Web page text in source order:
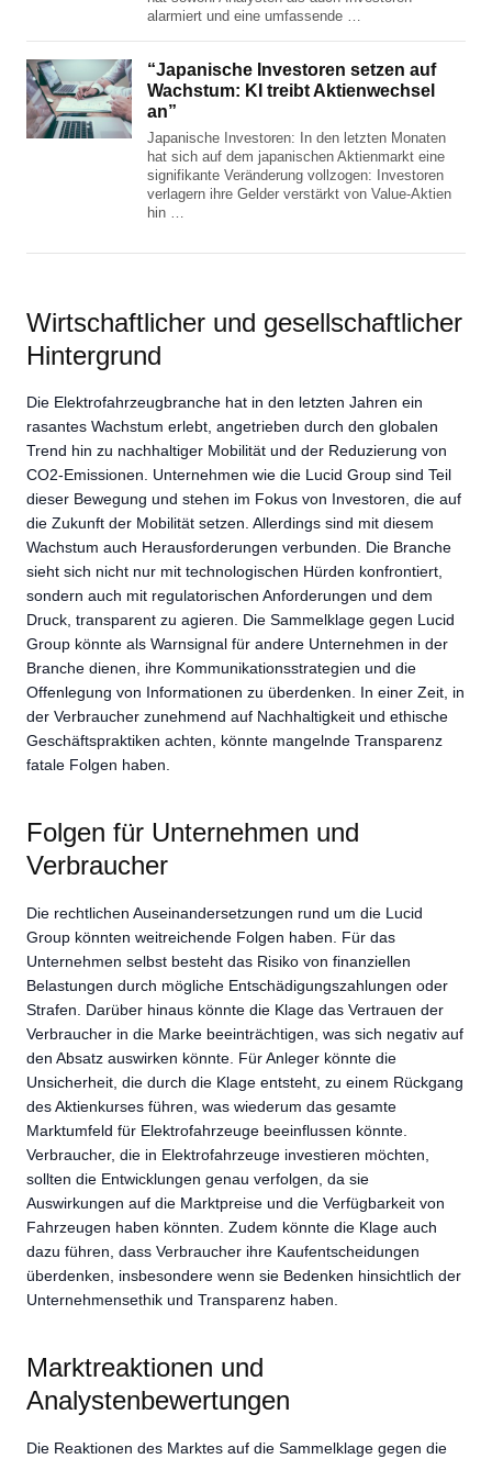
alarmiert und eine umfassende …
“Japanische Investoren setzen auf
Wachstum: KI treibt Aktienwechsel
an”
Japanische Investoren: In den letzten Monaten
hat sich auf dem japanischen Aktienmarkt eine
signifikante Veränderung vollzogen: Investoren
verlagern ihre Gelder verstärkt von Value-Aktien
hin …
Wirtschaftlicher und gesellschaftlicher
Hintergrund
Die Elektrofahrzeugbranche hat in den letzten Jahren ein
rasantes Wachstum erlebt, angetrieben durch den globalen
Trend hin zu nachhaltiger Mobilität und der Reduzierung von
CO2-Emissionen. Unternehmen wie die Lucid Group sind Teil
dieser Bewegung und stehen im Fokus von Investoren, die auf
die Zukunft der Mobilität setzen. Allerdings sind mit diesem
Wachstum auch Herausforderungen verbunden. Die Branche
sieht sich nicht nur mit technologischen Hürden konfrontiert,
sondern auch mit regulatorischen Anforderungen und dem
Druck, transparent zu agieren. Die Sammelklage gegen Lucid
Group könnte als Warnsignal für andere Unternehmen in der
Branche dienen, ihre Kommunikationsstrategien und die
Offenlegung von Informationen zu überdenken. In einer Zeit, in
der Verbraucher zunehmend auf Nachhaltigkeit und ethische
Geschäftspraktiken achten, könnte mangelnde Transparenz
fatale Folgen haben.
Folgen für Unternehmen und
Verbraucher
Die rechtlichen Auseinandersetzungen rund um die Lucid
Group könnten weitreichende Folgen haben. Für das
Unternehmen selbst besteht das Risiko von finanziellen
Belastungen durch mögliche Entschädigungszahlungen oder
Strafen. Darüber hinaus könnte die Klage das Vertrauen der
Verbraucher in die Marke beeinträchtigen, was sich negativ auf
den Absatz auswirken könnte. Für Anleger könnte die
Unsicherheit, die durch die Klage entsteht, zu einem Rückgang
des Aktienkurses führen, was wiederum das gesamte
Marktumfeld für Elektrofahrzeuge beeinflussen könnte.
Verbraucher, die in Elektrofahrzeuge investieren möchten,
sollten die Entwicklungen genau verfolgen, da sie
Auswirkungen auf die Marktpreise und die Verfügbarkeit von
Fahrzeugen haben könnten. Zudem könnte die Klage auch
dazu führen, dass Verbraucher ihre Kaufentscheidungen
überdenken, insbesondere wenn sie Bedenken hinsichtlich der
Unternehmensethik und Transparenz haben.
Marktreaktionen und
Analystenbewertungen
Die Reaktionen des Marktes auf die Sammelklage gegen die